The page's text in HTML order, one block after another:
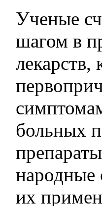
Ученые
шагом в
лекарств,
больных
народные
их